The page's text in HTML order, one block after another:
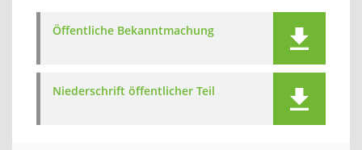
Öffentliche Bekanntmachung
Niederschrift öffentlicher Teil